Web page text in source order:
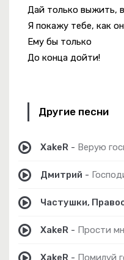
Дай только выжить,
Я покажу тебе, как
Ему бы только
До конца дойти!
Другие песни
XakeR - Верую
Дмитрий -
XakeR - Прости
XakeR - Помилуй